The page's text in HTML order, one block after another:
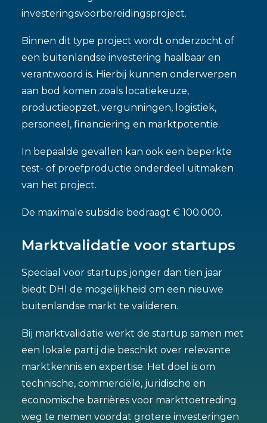
investeringsvoorbereidingsproject.
Binnen dit type project wordt onderzocht of
een buitenlandse investering haalbaar en
verantwoord is. Hierbij kunnen onderwerpen
aan bod komen zoals locatiekeuze,
productieopzet, vergunningen, logistiek,
personeel, financiering en marktpotentie.
In bepaalde gevallen kan ook een beperkte
test- of proefproductie onderdeel uitmaken
van het project.
De maximale subsidie bedraagt € 100.000.
Marktvalidatie voor startups
Speciaal voor startups jonger dan tien jaar
biedt DHI de mogelijkheid om een nieuwe
buitenlandse markt te valideren.
Bij marktvalidatie werkt de startup samen met
een lokale partij die beschikt over relevante
marktkennis en expertise. Het doel is om
technische, commerciële, juridische en
economische barrières voor markttoetreding
weg te nemen voordat grotere investeringen